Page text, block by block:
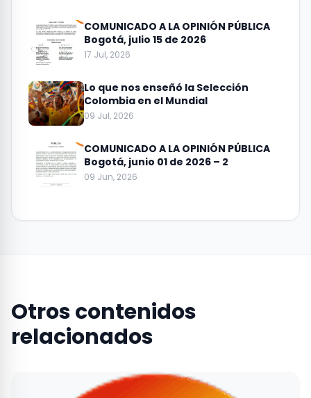
COMUNICADO A LA OPINIÓN PÚBLICA
Bogotá, julio 15 de 2026
17 Jul, 2026
Lo que nos enseñó la Selección
Colombia en el Mundial
09 Jul, 2026
COMUNICADO A LA OPINIÓN PÚBLICA
Bogotá, junio 01 de 2026 – 2
09 Jun, 2026
Otros contenidos
relacionados